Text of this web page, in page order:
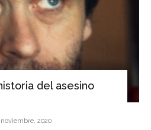
del asesino
2020